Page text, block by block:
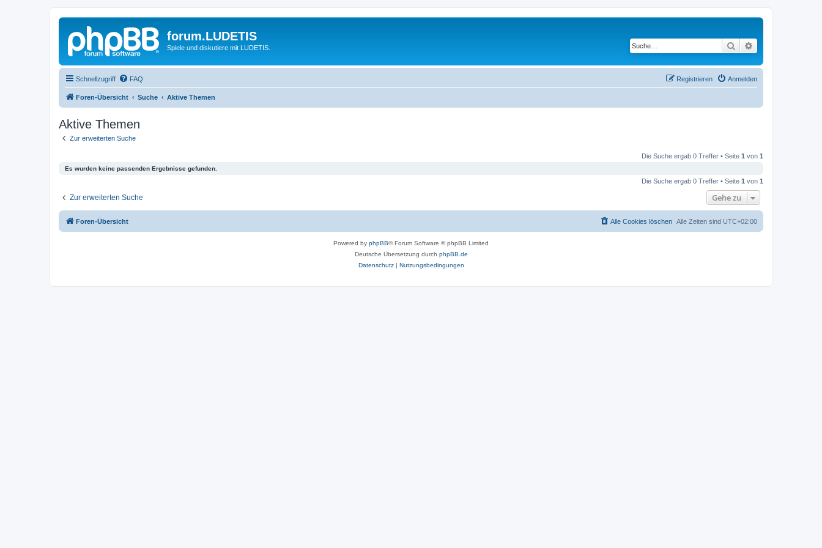
forum.LUDETIS
Spiele und diskutiere mit LUDETIS. Suche
Schnellzugriff FAQ Anmelden
Registrieren
Foren-Übersicht Suche Aktive Themen
Aktive Themen
Zur erweiterten Suche
Die Suche ergab 0 Treffer • Seite 1 von 1
Es wurden keine passenden Ergebnisse gefunden.
Die Suche ergab 0 Treffer • Seite 1 von 1
Zur erweiterten Suche Gehe zu
Foren-Übersicht Alle Zeiten sind UTC+02:00
Alle Cookies löschen
Powered by phpBB® Forum Software © phpBB Limited
Deutsche Übersetzung durch phpBB.de
Datenschutz| Nutzungsbedingungen